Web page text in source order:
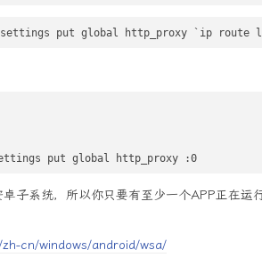
put global http_proxy `ip route
put global http_proxy :0
子系统，所以你只要有至少一个APP正在运
cn/windows/android/wsa/